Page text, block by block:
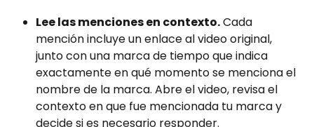
Lee las menciones en contexto. Cada
mención incluye un enlace al video original,
junto con una marca de tiempo que indica
exactamente en qué momento se menciona el
nombre de la marca. Abre el video, revisa el
contexto en que fue mencionada tu marca y
decide si es necesario responder.